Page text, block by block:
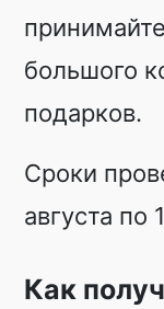
большого
подарков.
Сроки
августа по
Как